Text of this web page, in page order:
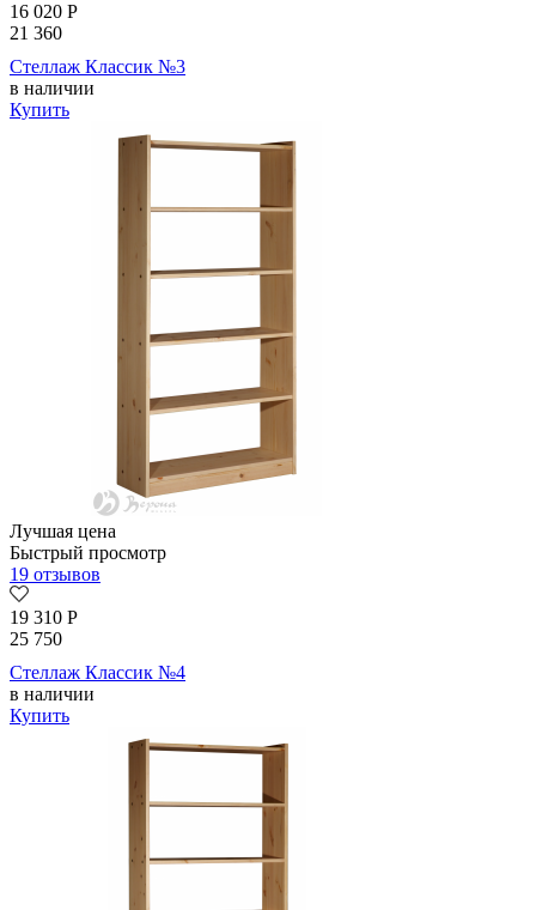
16 020 Р
21 360
Стеллаж Классик №3
в наличии
Купить
Лучшая цена
Быстрый просмотр
19 отзывов
19 310 Р
25 750
Стеллаж Классик №4
в наличии
Купить